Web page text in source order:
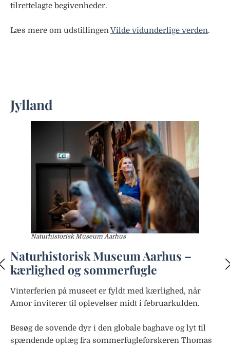
tilrettelagte begivenheder.
Læs mere om udstillingenVilde vidunderlige verden.
Jylland
Naturhistorisk Museum Aarhus
Naturhistorisk Museum Aarhus –
kærlighed og sommerfugle
Vinterferien på museet er fyldt med kærlighed, når
Amor inviterer til oplevelser midt i februarkulden.
Besøg de sovende dyr i den globale baghave og lyt til
spændende oplæg fra sommerfugleforskeren Thomas